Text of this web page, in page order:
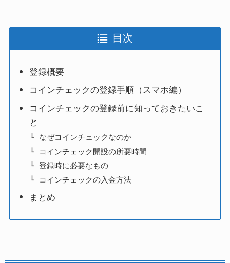
目次
登録概要
コインチェックの登録手順（スマホ編）
コインチェックの登録前に知っておきたいこ
と
なぜコインチェックなのか
コインチェック開設の所要時間
登録時に必要なもの
コインチェックの入金方法
まとめ